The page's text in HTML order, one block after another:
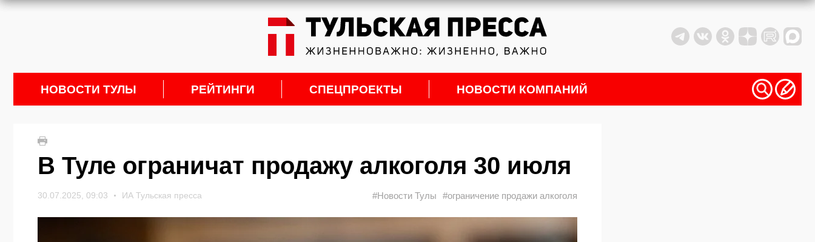
НОВОСТИ ТУЛЫ РЕЙТИНГИ СПЕЦПРОЕКТЫ НОВОСТИ КОМПАНИЙ
В Туле ограничат продажу алкоголя 30 июля
30.07.2025, 09:03 ИА Тульская пресса #Новости Тулы #ограничение продажи алкоголя